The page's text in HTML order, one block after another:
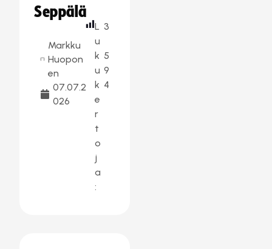
Seppälä
Markku
Huopon
en
07.07.2
026
L
u
k
u
k
e
r
t
o
j
a
:
3
5
9
4